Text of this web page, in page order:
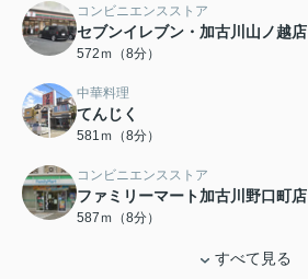
コンビニエンスストア
セブンイレブン・加古川山ノ越店
572ｍ（8分）
中華料理
てんじく
581ｍ（8分）
コンビニエンスストア
ファミリーマート加古川野口町店
587ｍ（8分）
すべて見る